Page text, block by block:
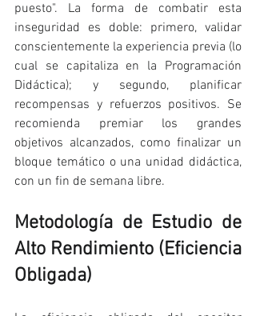
puesto". La forma de combatir esta
inseguridad es doble: primero, validar
conscientemente la experiencia previa (lo
cual se capitaliza en la Programación
Didáctica); y segundo, planificar
recompensas y refuerzos positivos. Se
recomienda premiar los grandes
objetivos alcanzados, como finalizar un
bloque temático o una unidad didáctica,
con un fin de semana libre.
Metodología de Estudio de
Alto Rendimiento (Eficiencia
Obligada)